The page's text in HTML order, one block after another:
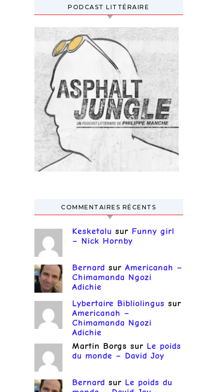
PODCAST LITTÉRAIRE
COMMENTAIRES RÉCENTS
Kesketalu sur Funny girl
– Nick Hornby
Bernard sur Americanah –
Chimamanda Ngozi
Adichie
Lybertaire Bibliolingus sur
Americanah –
Chimamanda Ngozi
Adichie
Martin Borgs sur Le poids
du monde – David Joy
Bernard sur Le poids du